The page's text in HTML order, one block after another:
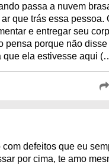
passa a nuvem
que trás essa pessoa.
e entregar seu
pensa porque não
que ela estivesse aqui
com defeitos que eu
por cima, te amo